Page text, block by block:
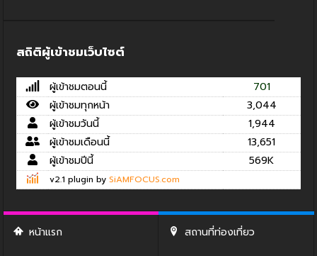
สถิติผู้เข้าชมเว็บไซต์
ผู้เข้าชมตอนนี้
701
ผู้เข้าชมทุกหน้า
3,044
ผู้เข้าชมวันนี้
1,944
ผู้เข้าชมเดือนนี้
13,651
ผู้เข้าชมปีนี้
569K
v2.1 plugin by SiAMFOCUS.com
หน้าแรก สถานที่ท่องเที่ยว